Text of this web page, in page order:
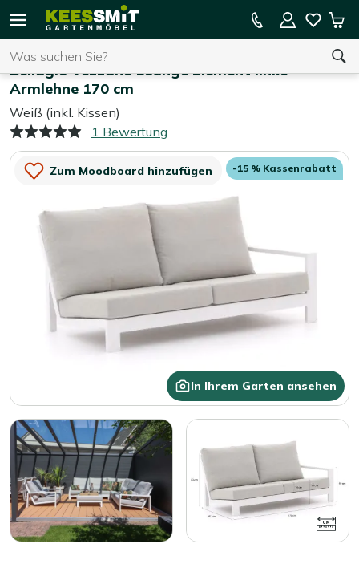
Sie haben keine Artikel in Ihrem Warenkorb.
15 % Kassenrabatt auf die gesamte Kollektion
Bellagio Vezzano Lounge Element linke
Armlehne 170 cm
Weiß (inkl. Kissen)
1 Bewertung
Zum Moodboard hinzufügen
In Ihrem Garten ansehen
-15 % Kassenrabatt